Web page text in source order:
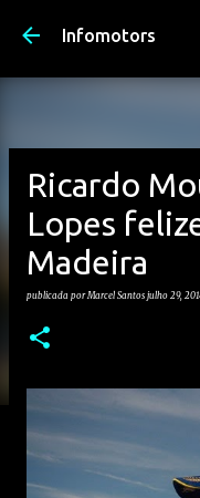
Avançar
Infomotors
Ricardo
Lopes
Madeira
publicada porMarcel Santos julho 29,